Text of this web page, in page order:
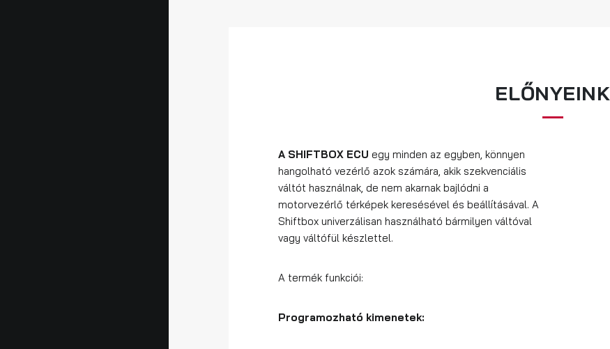
ELŐNYEINK
A SHIFTBOX ECU egy minden az egyben, könnyen
hangolható vezérlő azok számára, akik szekvenciális
váltót használnak, de nem akarnak bajlódni a
motorvezérlő térképek keresésével és beállításával. A
Shiftbox univerzálisan használható bármilyen váltóval
vagy váltófül készlettel.
A termék funkciói:
Programozható kimenetek: